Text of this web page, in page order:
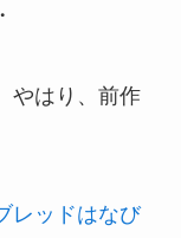
やはり、前作
レッドはなび